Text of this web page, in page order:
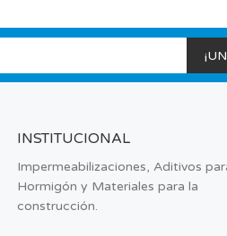
INSTITUCIONAL
Impermeabilizaciones, Aditivos
Hormigón y Materiales para la
construcción.